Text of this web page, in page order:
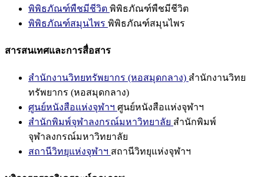
พิพิธภัณฑ์พืชมีชีวิต พิพิธภัณฑ์พืชมีชีวิต
พิพิธภัณฑ์สมุนไพร พิพิธภัณฑ์สมุนไพร
สารสนเทศและการสื่อสาร
สำนักงานวิทยทรัพยากร (หอสมุดกลาง) สำนักงานวิทย
ทรัพยากร (หอสมุดกลาง)
ศูนย์หนังสือแห่งจุฬาฯ ศูนย์หนังสือแห่งจุฬาฯ
สำนักพิมพ์จุฬาลงกรณ์มหาวิทยาลัย สำนักพิมพ์
จุฬาลงกรณ์มหาวิทยาลัย
สถานีวิทยุแห่งจุฬาฯ สถานีวิทยุแห่งจุฬาฯ